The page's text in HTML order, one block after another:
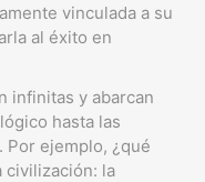
vinculada a su
al éxito en
infinitas y abarcan
hasta las
ejemplo, ¿qué
civilización: la